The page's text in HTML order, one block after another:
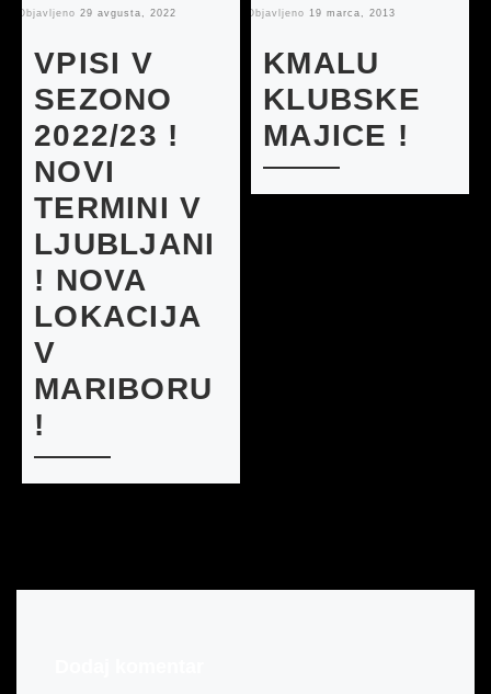
Objavljeno 29 avgusta, 2022
VPISI V
SEZONO
2022/23 !
NOVI
TERMINI V
LJUBLJANI
! NOVA
LOKACIJA
V
MARIBORU
!
Objavljeno 19 marca, 2013
KMALU
KLUBSKE
MAJICE !